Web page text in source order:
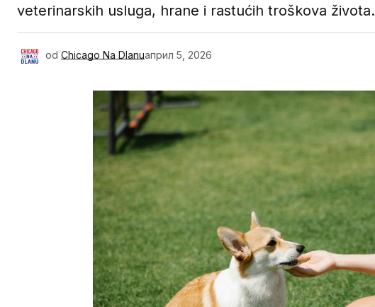
veterinarskih usluga, hrane i rastućih troškova života.
od Chicago Na Dlanuаприл 5, 2026